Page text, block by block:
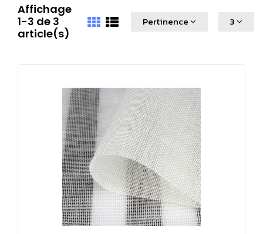
Affichage
1-3 de 3
article(s)
Pertinence 3